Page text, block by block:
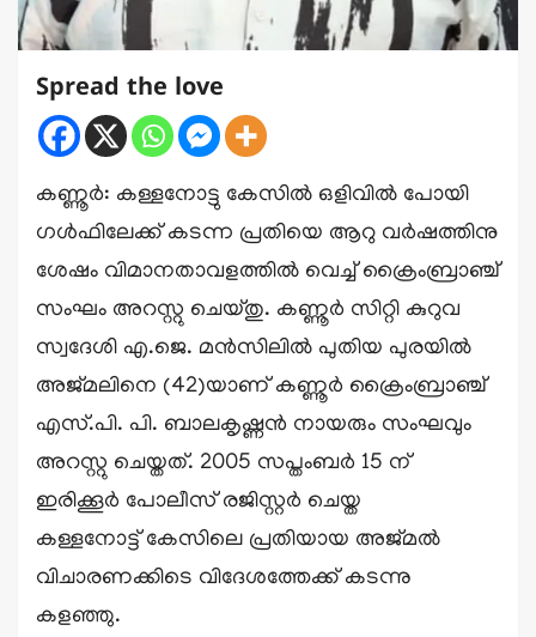
Spread the love
കണ്ണൂർ: കള്ളനോട്ടു കേസിൽ ഒളിവിൽ പോയി
ഗൾഫിലേക്ക് കടന്ന പ്രതിയെ ആറു വർഷത്തിനു
ശേഷം വിമാനതാവളത്തിൽ വെച്ച് ക്രൈംബ്രാഞ്ച്
സംഘം അറസ്റ്റു ചെയ്തു. കണ്ണൂർ സിറ്റി കുറുവ
സ്വദേശി എ.ജെ. മൻസിലിൽ പുതിയ പുരയിൽ
അജ്മലിനെ (42)യാണ് കണ്ണൂർ ക്രൈംബ്രാഞ്ച്
എസ്.പി. പി. ബാലകൃഷ്ണൻ നായരും സംഘവും
അറസ്റ്റു ചെയ്തത്. 2005 സപ്തംബർ 15 ന്
ഇരിക്കൂർ പോലീസ് രജിസ്റ്റർ ചെയ്ത
കള്ളനോട്ട് കേസിലെ പ്രതിയായ അജ്മൽ
വിചാരണക്കിടെ വിദേശത്തേക്ക് കടന്നു
കളഞ്ഞു.